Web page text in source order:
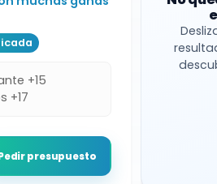
+15
+17
presupuesto